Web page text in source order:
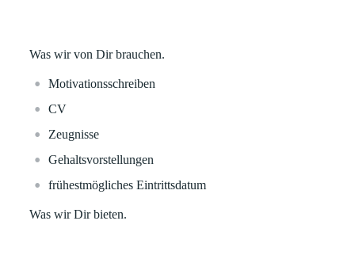
Was wir von Dir brauchen.
Motivationsschreiben
CV
Zeugnisse
Gehaltsvorstellungen
frühestmögliches Eintrittsdatum
Was wir Dir bieten.